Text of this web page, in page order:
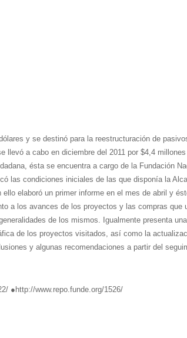
y se destinó para la reestructuración de
a cabo en diciembre del 2011 por $4,4
ésta se encuentra a cargo de la Fundación
las condiciones iniciales de las que disponía la
elaboró un primer informe en el mes de abril y
a los avances de los proyectos y las compras
de los mismos. Igualmente presenta
de los proyectos visitados, así como la
y algunas recomendaciones a partir del
●http://www.repo.funde.org/1526/